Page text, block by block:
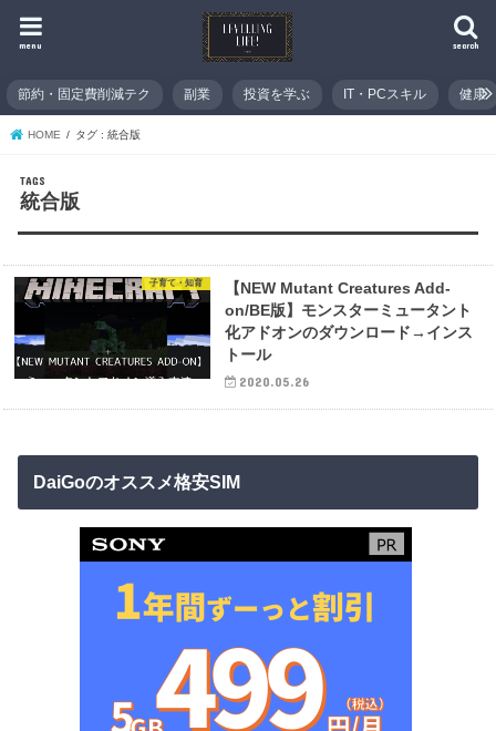
search
menu
節約・固定費削減テク 副業 投資を学ぶ IT・PCスキル 健康
HOME タグ : 統合版
統合版
子育て・知育
【NEW Mutant Creatures Add-
on/BE版】モンスターミュータント
化アドオンのダウンロード→インス
トール
2020.05.26
DaiGoのオススメ格安SIM